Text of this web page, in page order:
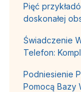
Pięć
doskonałej
Świadczenie
Telefon:
Podniesienie
Pomocą Bazy